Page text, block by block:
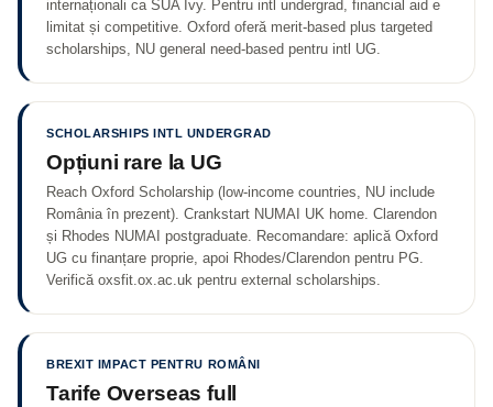
internaționali ca SUA Ivy. Pentru intl undergrad, financial aid e
limitat și competitive. Oxford oferă merit-based plus targeted
scholarships, NU general need-based pentru intl UG.
SCHOLARSHIPS INTL UNDERGRAD
Opțiuni rare la UG
Reach Oxford Scholarship (low-income countries, NU include
România în prezent). Crankstart NUMAI UK home. Clarendon
și Rhodes NUMAI postgraduate. Recomandare: aplică Oxford
UG cu finanțare proprie, apoi Rhodes/Clarendon pentru PG.
Verifică oxsfit.ox.ac.uk pentru external scholarships.
BREXIT IMPACT PENTRU ROMÂNI
Tarife Overseas full